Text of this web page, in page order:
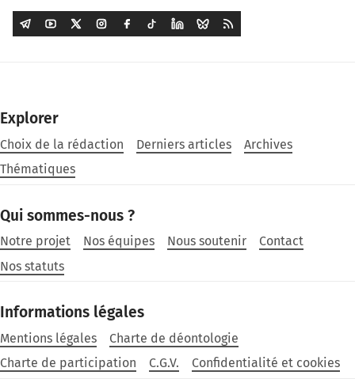
Explorer
Choix de la rédaction Derniers articles
Archives
Thématiques
Qui sommes-nous ?
Notre projet Nos équipes Nous soutenir
Contact
Nos statuts
Informations légales
Mentions légales
Charte de déontologie
Charte de participation
C.G.V. Confidentialité et cookies